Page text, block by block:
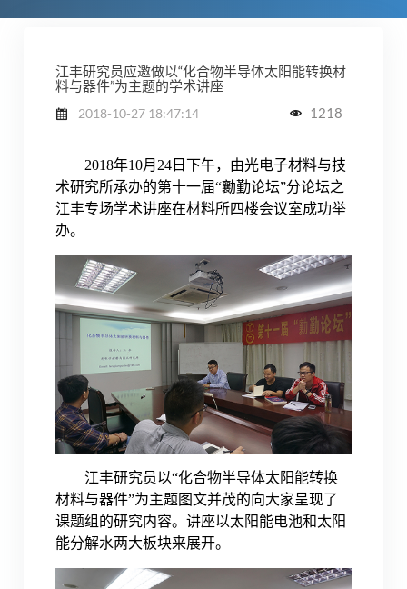
江丰研究员应邀做以“化合物半导体太阳能转换材
料与器件”为主题的学术讲座
2018-10-27 18:47:14 1218
2018年10月24日下午，由光电子材料与技
术研究所承办的第十一届“勷勤论坛”分论坛之
江丰专场学术讲座在材料所四楼会议室成功举
办。
江丰研究员以“化合物半导体太阳能转换
材料与器件”为主题图文并茂的向大家呈现了
课题组的研究内容。讲座以太阳能电池和太阳
能分解水两大板块来展开。